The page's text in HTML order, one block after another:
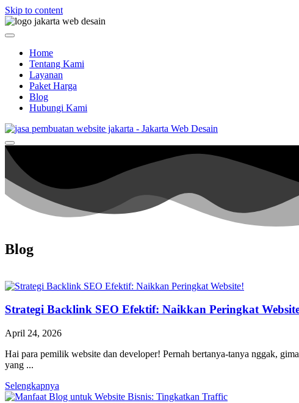
Skip to content
Home
Tentang Kami
Layanan
Paket Harga
Blog
Hubungi Kami
Blog
Strategi Backlink SEO Efektif: Naikkan Peringkat
April 24, 2026
Hai para pemilik website dan developer! Pernah bertanya-tanya nggak,
yang ...
Selengkapnya